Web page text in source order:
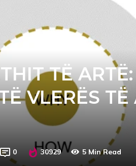
TË
VLERËS
0 5 Min Read